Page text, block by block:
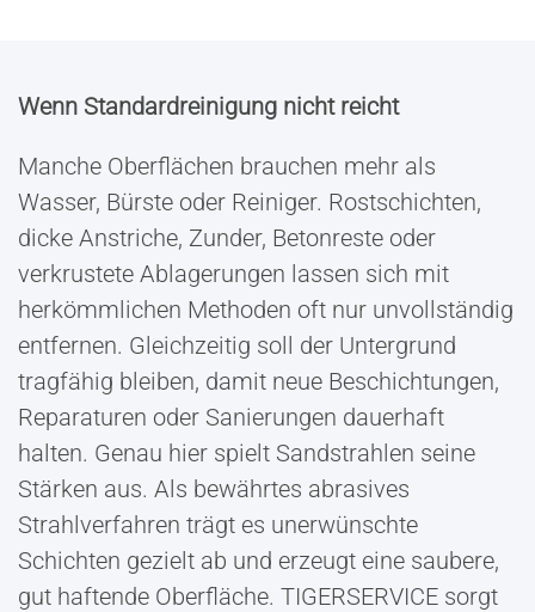
Wenn Standardreinigung nicht reicht
Manche Oberflächen brauchen mehr als
Wasser, Bürste oder Reiniger. Rostschichten,
dicke Anstriche, Zunder, Betonreste oder
verkrustete Ablagerungen lassen sich mit
herkömmlichen Methoden oft nur unvollständig
entfernen. Gleichzeitig soll der Untergrund
tragfähig bleiben, damit neue Beschichtungen,
Reparaturen oder Sanierungen dauerhaft
halten. Genau hier spielt Sandstrahlen seine
Stärken aus. Als bewährtes abrasives
Strahlverfahren trägt es unerwünschte
Schichten gezielt ab und erzeugt eine saubere,
gut haftende Oberfläche. TIGERSERVICE sorgt